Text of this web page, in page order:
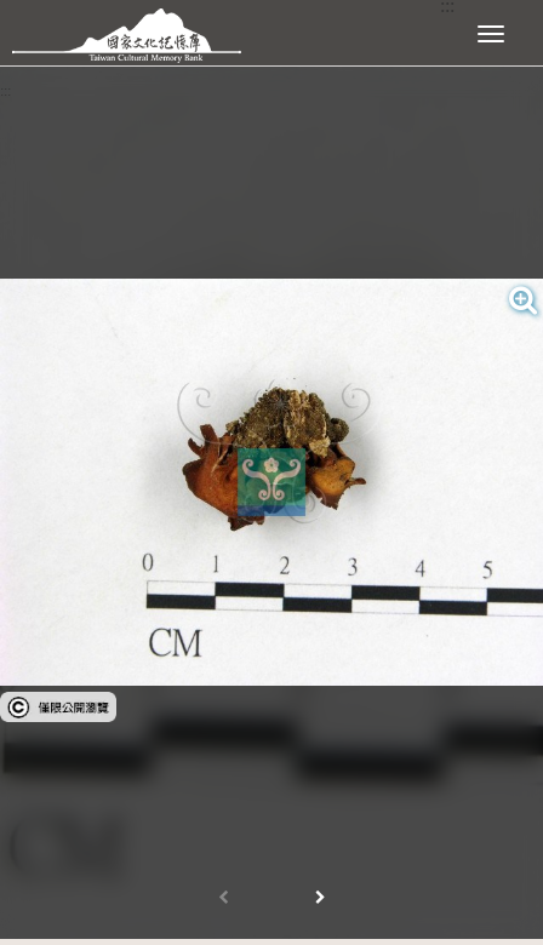
跳到主要內容區塊 展開選單
受著作權法保護-僅限於本平台有限度公開瀏覽